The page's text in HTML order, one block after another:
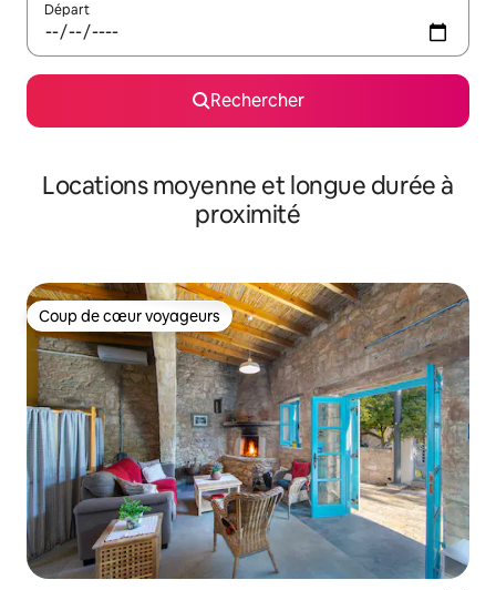
Départ
Rechercher
Locations moyenne et longue durée à
proximité
Coup de cœur voyageurs
Coup de cœur voyageurs